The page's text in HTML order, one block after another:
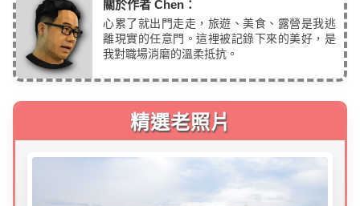
關於作者 Chen：
心累了就出門走走，旅遊、美食、露營是我逃
離現實的任意門。這裡被記錄下來的美好，是
我對職場消磨的溫柔抵抗。
精選老照片